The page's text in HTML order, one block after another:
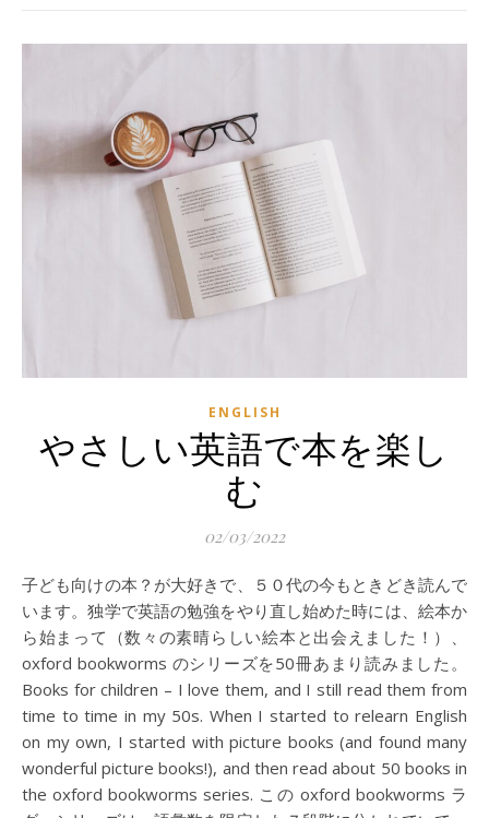
ENGLISH
やさしい英語で本を楽し
む
02/03/2022
子ども向けの本？が大好きで、５０代の今もときどき読んで
います。独学で英語の勉強をやり直し始めた時には、絵本か
ら始まって（数々の素晴らしい絵本と出会えました！）、
oxford bookworms のシリーズを50冊あまり読みました。
Books for children – I love them, and I still read them from
time to time in my 50s. When I started to relearn English
on my own, I started with picture books (and found many
wonderful picture books!), and then read about 50 books in
the oxford bookworms series. この oxford bookworms ラ